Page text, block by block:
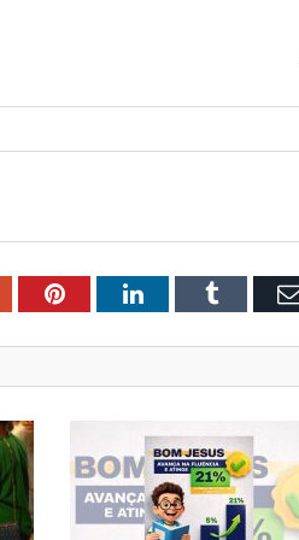
PinterestLinkedInTumblr